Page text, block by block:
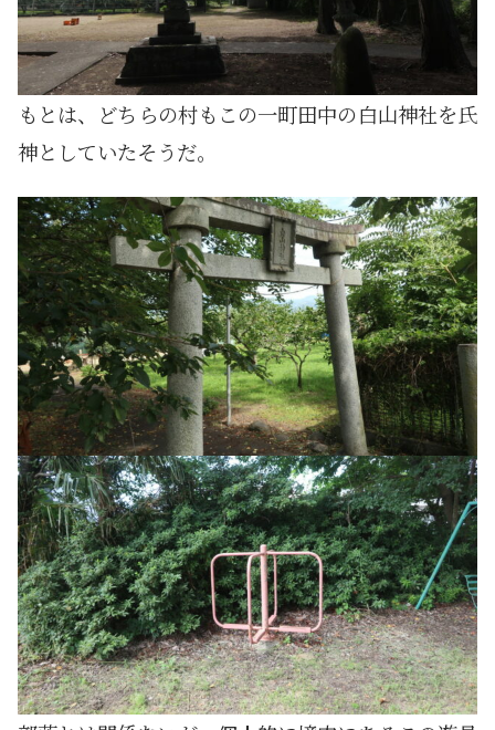
もとは、どちらの村もこの一町田中の白山神社を氏
神としていたそうだ。